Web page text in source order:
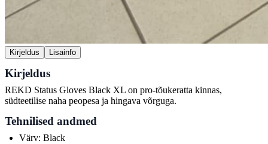
Kirjeldus Lisainfo
Kirjeldus
REKD Status Gloves Black XL on pro-tõukeratta kinnas,
südteetilise naha peopesa ja hingava võrguga.
Tehnilised andmed
Värv: Black